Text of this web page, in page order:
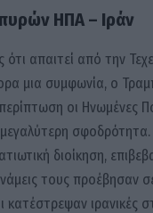
ΗΠΑ – Ιράν
απαιτεί από την
μια συμφωνία, ο
οι Ηνωμένες
σφοδρότητα.
διοίκηση,
τους προέβησαν
ιρανικές